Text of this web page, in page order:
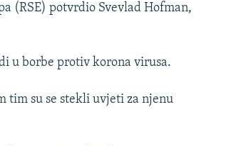
(RSE) potvrdio Svevlad Hofman,
u borbe protiv korona virusa.
tim su se stekli uvjeti za njenu